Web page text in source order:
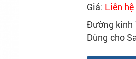
Giá: Liên hệ
Đường kính
Dùng cho